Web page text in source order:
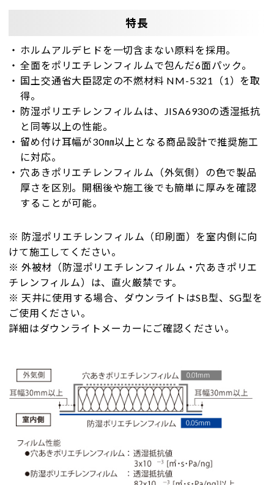
特長
ホルムアルデヒドを一切含まない原料を採用。
全面をポリエチレンフィルムで包んだ6面パック。
国土交通省大臣認定の不燃材料 NM-5321（1）を取
得。
防湿ポリエチレンフィルムは、JISA6930の透湿抵抗
と同等以上の性能。
留め付け耳幅が30㎜以上となる商品設計で推奨施工
に対応。
穴あきポリエチレンフィルム（外気側）の色で製品
厚さを区別。開梱後や施工後でも簡単に厚みを確認
することが可能。
※ 防湿ポリエチレンフィルム（印刷面）を室内側に向
けて施工してください。
※ 外被材（防湿ポリエチレンフィルム・穴あきポリエ
チレンフィルム）は、直火厳禁です。
※ 天井に使用する場合、ダウンライトはSB型、SG型を
ご使用ください。
詳細はダウンライトメーカーにご確認ください。